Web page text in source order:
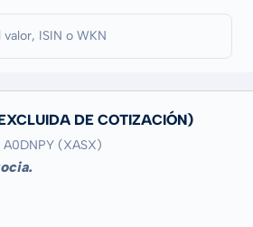
DE COTIZACIÓN)
A0DNPY (XASX)